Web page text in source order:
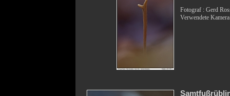
Fotograf : Gerd
Verwendete